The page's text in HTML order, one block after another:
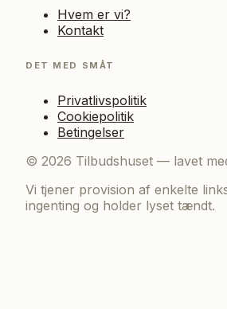
Hvem er vi?
Kontakt
DET MED SMÅT
Privatlivspolitik
Cookiepolitik
Betingelser
© 2026 Tilbudshuset — lavet
Vi tjener provision af enkelte
ingenting og holder lyset tændt.